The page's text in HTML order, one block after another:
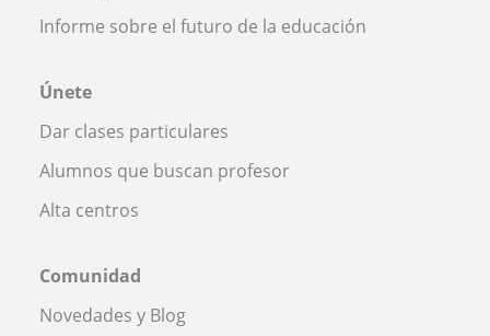
Informe sobre el futuro de la educación
Únete
Dar clases particulares
Alumnos que buscan profesor
Alta centros
Comunidad
Novedades y Blog